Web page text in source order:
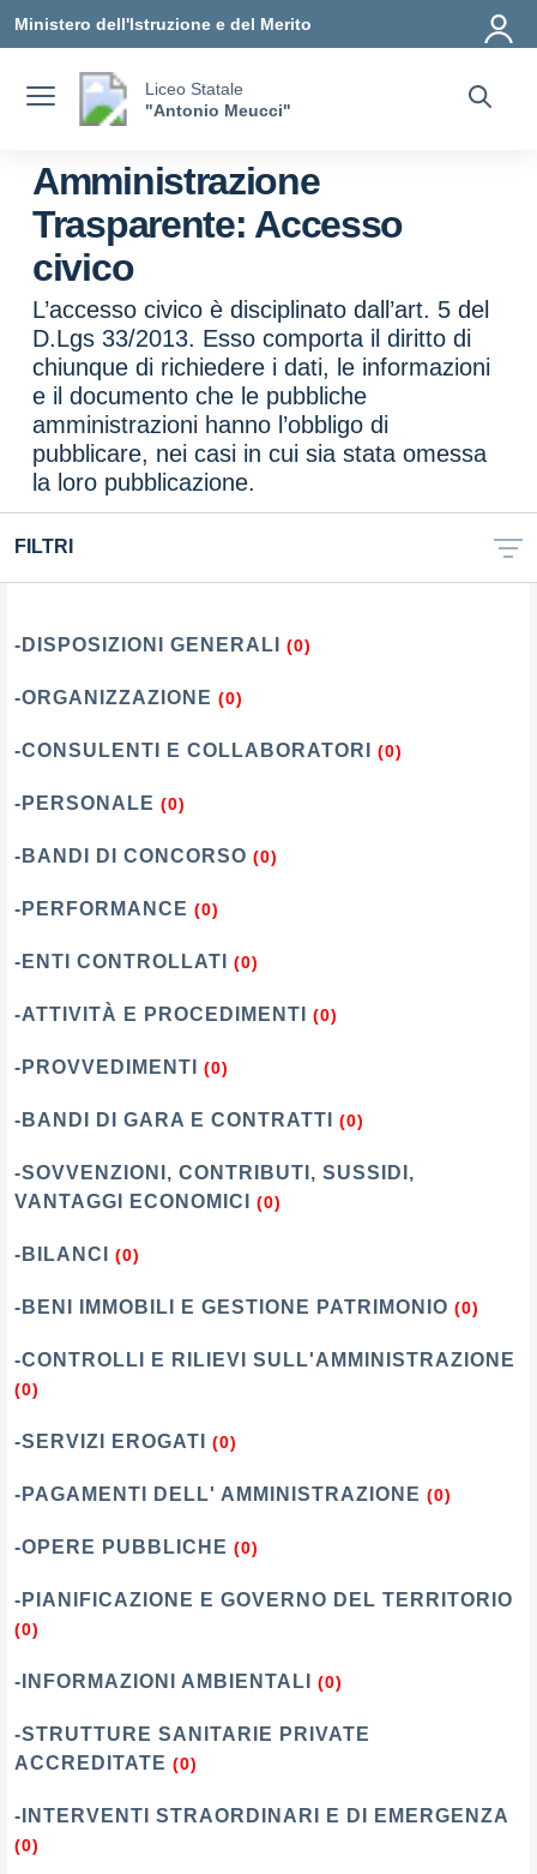
Ministero dell'Istruzione e del Merito
Liceo Statale
"Antonio Meucci"
Amministrazione
Trasparente: Accesso
civico
L’accesso civico è disciplinato dall’art. 5 del
D.Lgs 33/2013. Esso comporta il diritto di
chiunque di richiedere i dati, le informazioni
e il documento che le pubbliche
amministrazioni hanno l’obbligo di
pubblicare, nei casi in cui sia stata omessa
la loro pubblicazione.
FILTRI
-DISPOSIZIONI GENERALI (0)
-ORGANIZZAZIONE (0)
-CONSULENTI E COLLABORATORI (0)
-PERSONALE (0)
-BANDI DI CONCORSO (0)
-PERFORMANCE (0)
-ENTI CONTROLLATI (0)
-ATTIVITÀ E PROCEDIMENTI (0)
-PROVVEDIMENTI (0)
-BANDI DI GARA E CONTRATTI (0)
-SOVVENZIONI, CONTRIBUTI, SUSSIDI,
VANTAGGI ECONOMICI
(0)
-BILANCI (0)
-BENI IMMOBILI E GESTIONE PATRIMONIO (0)
-CONTROLLI E RILIEVI SULL'AMMINISTRAZIONE
(0)
-SERVIZI EROGATI (0)
-PAGAMENTI DELL' AMMINISTRAZIONE (0)
-OPERE PUBBLICHE (0)
-PIANIFICAZIONE E GOVERNO DEL TERRITORIO
(0)
-INFORMAZIONI AMBIENTALI (0)
-STRUTTURE SANITARIE PRIVATE
ACCREDITATE (0)
-INTERVENTI STRAORDINARI E DI EMERGENZA
(0)